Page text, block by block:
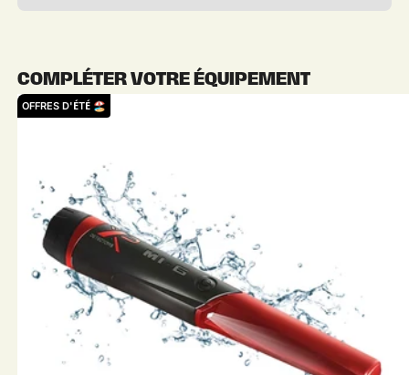
COMPLÉTER VOTRE ÉQUIPEMENT
OFFRES D'ÉTÉ 🏖️